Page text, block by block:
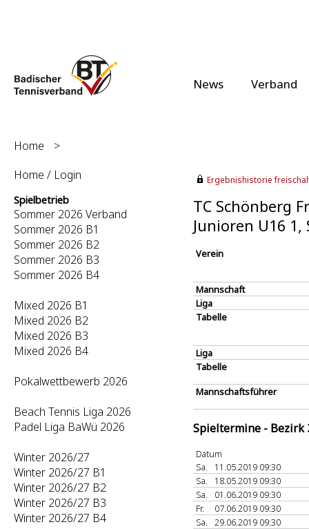
News Verband
Home
>
Home / Login
Spielbetrieb
Sommer 2026 Verband
Sommer 2026 B1
Sommer 2026 B2
Sommer 2026 B3
Sommer 2026 B4
Mixed 2026 B1
Mixed 2026 B2
Mixed 2026 B3
Mixed 2026 B4
Pokalwettbewerb 2026
Beach Tennis Liga 2026
Padel Liga BaWü 2026
Winter 2026/27
Winter 2026/27 B1
Winter 2026/27 B2
Winter 2026/27 B3
Winter 2026/27 B4
Ergebnishistorie
TC Schönberg
Junioren U16 1,
Verein
Mannschaft
Liga
Tabelle
Liga
Tabelle
Mannschaftsführer
Spieltermine - Bezirk
Datum
Sa.
11.05.2019 09:30
Sa.
18.05.2019 09:30
Sa.
01.06.2019 09:30
Fr.
07.06.2019 09:30
Sa.
29.06.2019 09:30